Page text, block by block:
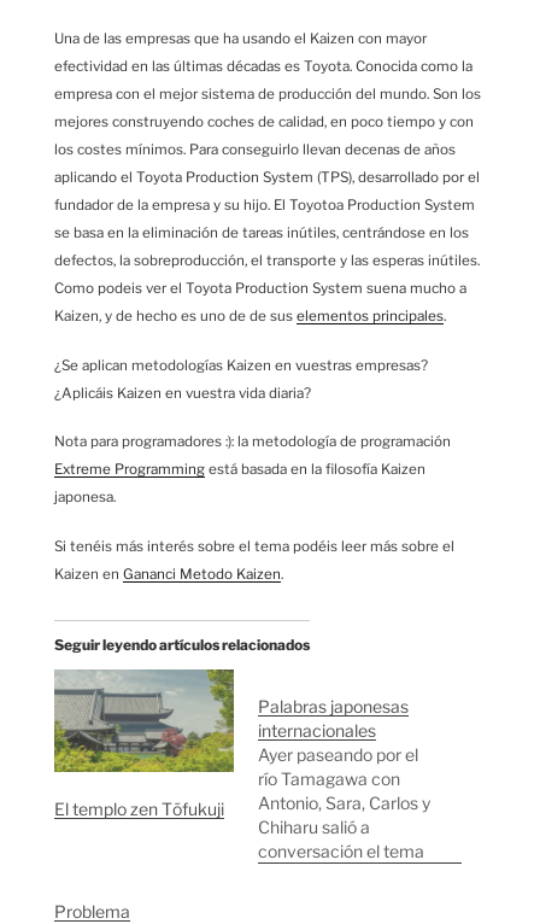
Una de las empresas que ha usando el Kaizen con mayor
efectividad en las últimas décadas es Toyota. Conocida como la
empresa con el mejor sistema de producción del mundo. Son los
mejores construyendo coches de calidad, en poco tiempo y con
los costes mínimos. Para conseguirlo llevan decenas de años
aplicando el Toyota Production System (TPS), desarrollado por el
fundador de la empresa y su hijo. El Toyotoa Production System
se basa en la eliminación de tareas inútiles, centrándose en los
defectos, la sobreproducción, el transporte y las esperas inútiles.
Como podeis ver el Toyota Production System suena mucho a
Kaizen, y de hecho es uno de de sus elementos principales.
¿Se aplican metodologías Kaizen en vuestras empresas?
¿Aplicáis Kaizen en vuestra vida diaria?
Nota para programadores :): la metodología de programación
Extreme Programming está basada en la filosofía Kaizen
japonesa.
Si tenéis más interés sobre el tema podéis leer más sobre el
Kaizen en Gananci Metodo Kaizen.
Seguir leyendo artículos relacionados
El templo zen Tōfukuji
Palabras japonesas
internacionales
Ayer paseando por el
río Tamagawa con
Antonio, Sara, Carlos y
Chiharu salió a
conversación el tema
Problema